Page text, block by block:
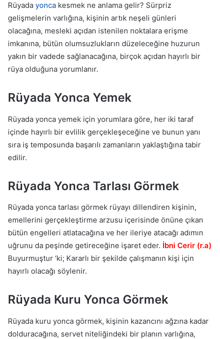
Rüyada yonca kesmek ne anlama gelir? Sürpriz
gelişmelerin varlığına, kişinin artık neşeli günleri
olacağına, mesleki açıdan istenilen noktalara erişme
imkanına, bütün olumsuzlukların düzeleceğine huzurun
yakın bir vadede sağlanacağına, birçok açıdan hayırlı bir
rüya olduğuna yorumlanır.
Rüyada Yonca Yemek
Rüyada yonca yemek için yorumlara göre, her iki taraf
içinde hayırlı bir evlilik gerçekleşeceğine ve bunun yanı
sıra iş temposunda başarılı zamanların yaklaştığına tabir
edilir.
Rüyada Yonca Tarlası Görmek
Rüyada yonca tarlası görmek rüyayı dillendiren kişinin,
emellerini gerçekleştirme arzusu içerisinde önüne çıkan
bütün engelleri atlatacağına ve her ileriye atacağı adımın
uğrunu da peşinde getireceğine işaret eder. İbni Cerir (r.a)
Buyurmuştur ‘ki; Kararlı bir şekilde çalışmanın kişi için
hayırlı olacağı söylenir.
Rüyada Kuru Yonca Görmek
Rüyada kuru yonca görmek, kişinin kazancını ağzına kadar
dolduracağına, servet niteliğindeki bir planın varlığına,